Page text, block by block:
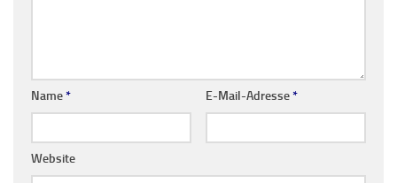
Name* E-Mail-Adresse*
Website